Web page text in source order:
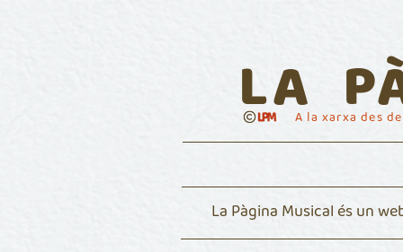
LAA la xarxa des
La Pàgina Musical és un